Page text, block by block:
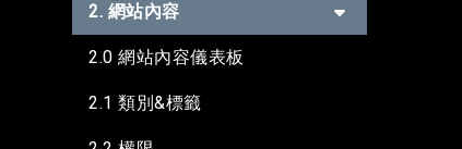
2. 網站內容
2.0 網站內容儀表板
2.1 類別&標籤